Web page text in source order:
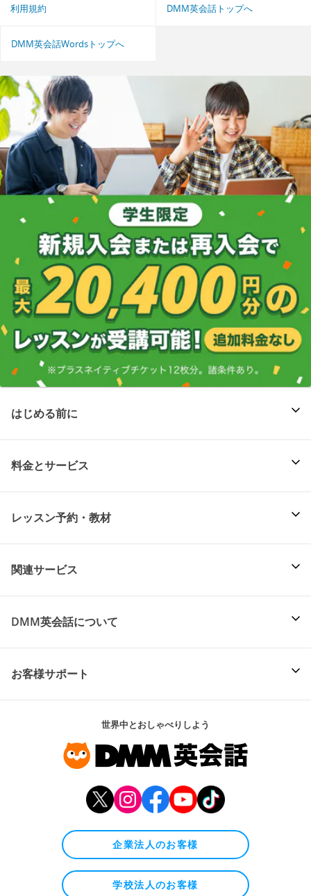
利用規約 DMM英会話トップへ
DMM英会話Wordsトップへ
はじめる前に
料金とサービス
レッスン予約・教材
関連サービス
DMM英会話について
お客様サポート
世界中とおしゃべりしよう
企業法人のお客様
学校法人のお客様